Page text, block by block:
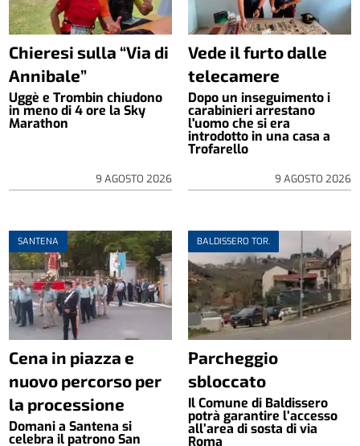
Chieresi sulla “Via di
Annibale”
Uggè e Trombin chiudono
in meno di 4 ore la Sky
Marathon
9 AGOSTO 2026
Vede il furto dalle
telecamere
Dopo un inseguimento i
carabinieri arrestano
l'uomo che si era
introdotto in una casa a
Trofarello
9 AGOSTO 2026
SANTENA
Cena in piazza e
nuovo percorso per
la processione
Domani a Santena si
celebra il patrono San
BALDISSERO TOR.
Parcheggio
sbloccato
Il Comune di Baldissero
potrà garantire l’accesso
all’area di sosta di via
Roma